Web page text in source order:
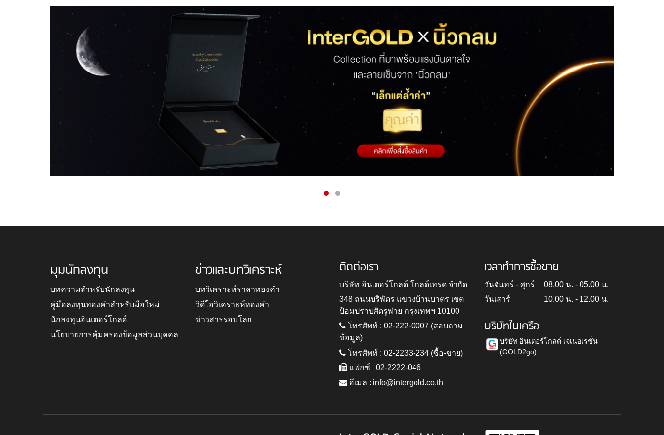
มุมนักลงทุน
บทความสำหรับนักลงทุน
คู่มือลงทุนทองคำสำหรับมือใหม่
นักลงทุนอินเตอร์โกลด์
นโยบายการคุ้มครองข้อมูลส่วนบุคคล
ข่าวและบทวิเคราะห์
บทวิเคราะห์ราคาทองคำ
วิดีโอวิเคราะห์ทองคำ
ข่าวสารรอบโลก
ติดต่อเรา
บริษัท อินเตอร์โกลด์ โกลด์เทรด จำกัด
348 ถนนบริพัตร แขวงบ้านบาตร เขต
ป้อมปราบศัตรูพ่าย กรุงเทพฯ 10100
โทรศัพท์ : 02-222-0007 (สอบถาม
ข้อมูล)
โทรศัพท์ : 02-2233-234 (ซื้อ-ขาย)
แฟกซ์ : 02-2222-046
อีเมล : info@intergold.co.th
เวลาทำการซื้อขาย
วันจันทร์ - ศุกร์
08.00 น. - 05.00 น.
วันเสาร์
10.00 น. - 12.00 น.
บริษัทในเครือ
บริษัท อินเตอร์โกลด์ เจเนอเรชั่น
(GOLD2go)